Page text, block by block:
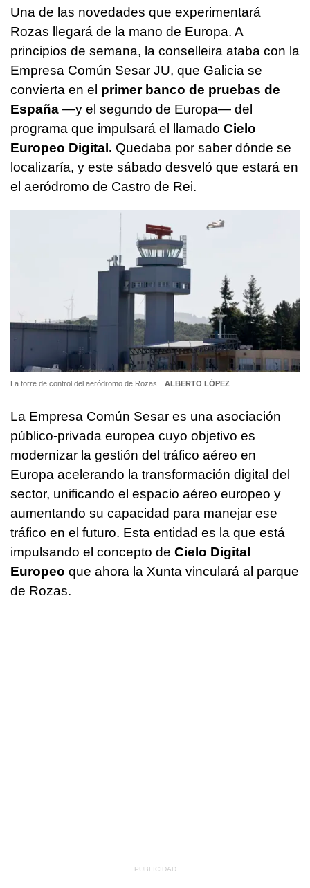
Una de las novedades que experimentará
Rozas llegará de la mano de Europa. A
principios de semana, la conselleira ataba con la
Empresa Común Sesar JU, que Galicia se
convierta en el primer banco de pruebas de
España —y el segundo de Europa— del
programa que impulsará el llamado Cielo
Europeo Digital. Quedaba por saber dónde se
localizaría, y este sábado desveló que estará en
el aeródromo de Castro de Rei.
La torre de control del aeródromo de Rozas ALBERTO LÓPEZ
La Empresa Común Sesar es una asociación
público-privada europea cuyo objetivo es
modernizar la gestión del tráfico aéreo en
Europa acelerando la transformación digital del
sector, unificando el espacio aéreo europeo y
aumentando su capacidad para manejar ese
tráfico en el futuro. Esta entidad es la que está
impulsando el concepto de Cielo Digital
Europeo que ahora la Xunta vinculará al parque
de Rozas.